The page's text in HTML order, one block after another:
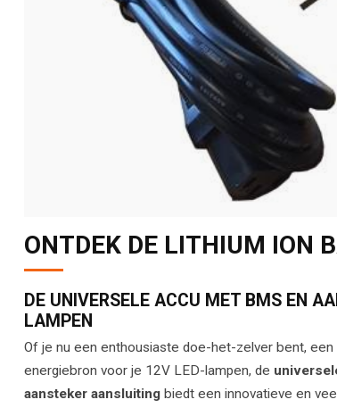
ONTDEK DE LITHIUM ION
DE UNIVERSELE ACCU MET BMS EN
LAMPEN
Of je nu een enthousiaste doe-het-zelver bent,
energiebron voor je 12V LED-lampen, de
aansteker aansluiting biedt een innovatieve en